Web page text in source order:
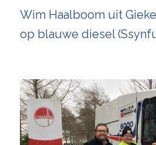
Wim Haalboom uit
op blauwe diesel